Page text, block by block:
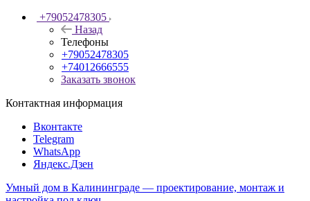
+79052478305
Назад
Телефоны
+79052478305
+74012666555
Заказать звонок
Контактная информация
Вконтакте
Telegram
WhatsApp
Яндекс.Дзен
Умный дом в Калининграде — проектирование, монтаж и